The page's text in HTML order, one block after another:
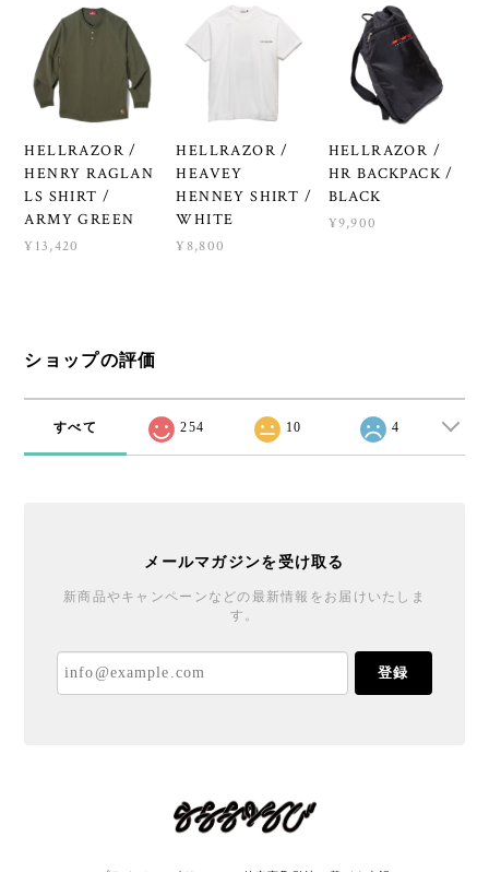
HELLRAZOR /
HENRY RAGLAN
LS SHIRT /
ARMY GREEN
¥13,420
HELLRAZOR /
HEAVEY
HENNEY SHIRT /
WHITE
¥8,800
HELLRAZOR /
HR BACKPACK /
BLACK
¥9,900
ショップの評価
すべて 254 10 4
メールマガジンを受け取る
新商品やキャンペーンなどの最新情報をお届けいたしま
す。
登録